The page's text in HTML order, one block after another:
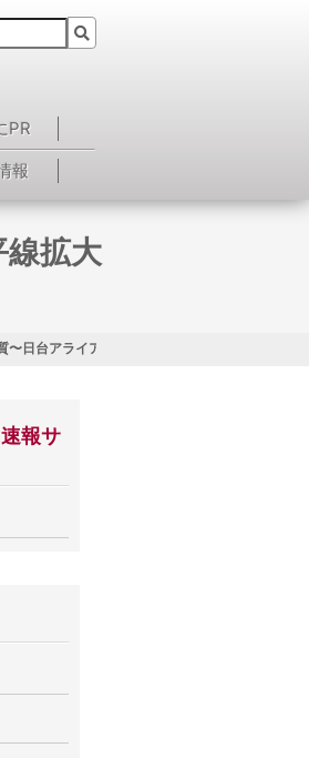
PR
報
拡大
資の変質〜日台アライアンスの地平
報サ